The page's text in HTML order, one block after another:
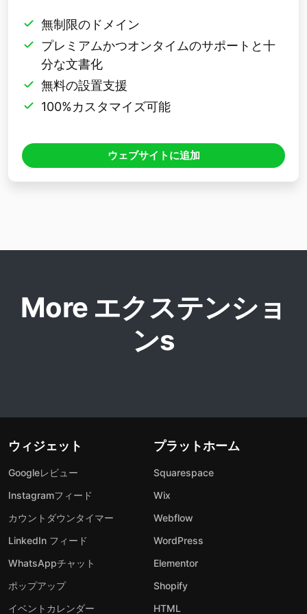
無制限のドメイン
プレミアムかつオンタイムのサポートと十
分な文書化
無料の設置支援
100%カスタマイズ可能
ウェブサイトに追加
More エクステンショ
ンs
ウィジェット
Googleレビュー
Instagramフィード
カウントダウンタイマー
LinkedIn フィード
WhatsAppチャット
ポップアップ
イベントカレンダー
プラットホーム
Squarespace
Wix
Webflow
WordPress
Elementor
Shopify
HTML